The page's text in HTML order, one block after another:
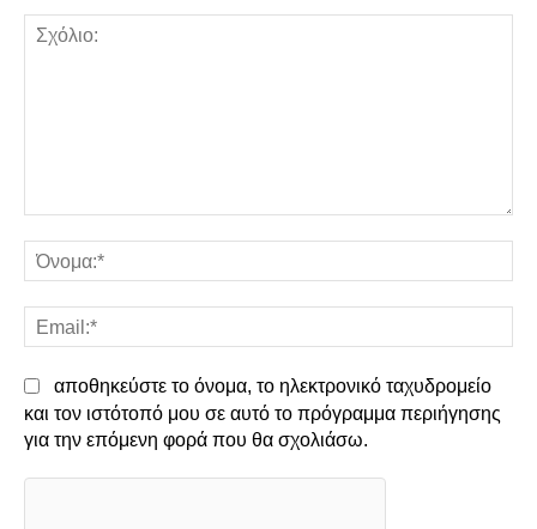
αποθηκεύστε το όνομα, το ηλεκτρονικό ταχυδρομείο
και τον ιστότοπό μου σε αυτό το πρόγραμμα περιήγησης
για την επόμενη φορά που θα σχολιάσω.